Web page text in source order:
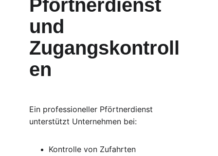
Pförtnerdienst
und
Zugangskontroll
en
Ein professioneller Pförtnerdienst
unterstützt Unternehmen bei:
Kontrolle von Zufahrten